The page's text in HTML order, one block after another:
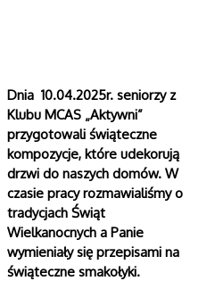
Dnia 10.04.2025r. seniorzy z
Klubu MCAS „Aktywni”
przygotowali świąteczne
kompozycje, które udekorują
drzwi do naszych domów. W
czasie pracy rozmawialiśmy o
tradycjach Świąt
Wielkanocnych a Panie
wymieniały się przepisami na
świąteczne smakołyki.